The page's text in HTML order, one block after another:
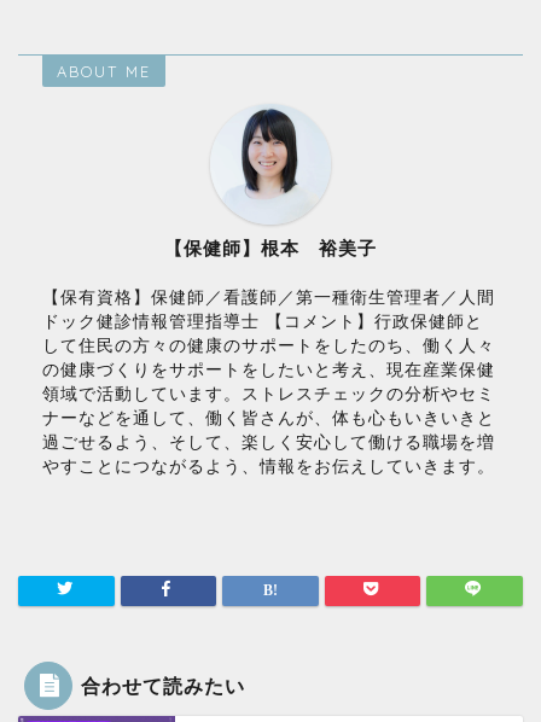
ABOUT ME
【保健師】根本 裕美子
【保有資格】保健師／看護師／第一種衛生管理者／人間
ドック健診情報管理指導士 【コメント】行政保健師と
して住民の方々の健康のサポートをしたのち、働く人々
の健康づくりをサポートをしたいと考え、現在産業保健
領域で活動しています。ストレスチェックの分析やセミ
ナーなどを通して、働く皆さんが、体も心もいきいきと
過ごせるよう、そして、楽しく安心して働ける職場を増
やすことにつながるよう、情報をお伝えしていきます。
合わせて読みたい